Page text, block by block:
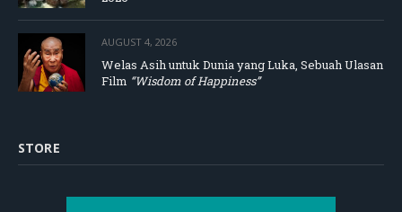
AUGUST 4, 2026
Welas Asih untuk Dunia yang Luka, Sebuah Ulasan
Film “Wisdom of Happiness”
STORE